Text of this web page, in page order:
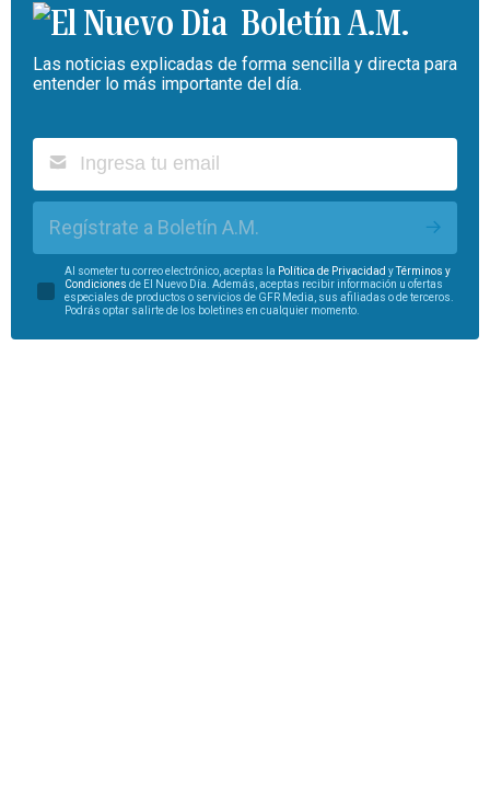
Boletín A.M.
Las noticias explicadas de forma sencilla y directa para
entender lo más importante del día.
Regístrate a Boletín A.M.
Al someter tu correo electrónico, aceptas la Política de Privacidad yTérminos y
Condiciones de El Nuevo Día. Además, aceptas recibir información u ofertas
especiales de productos o servicios de GFR Media, sus afiliadas o de terceros.
Podrás optar salirte de los boletines en cualquier momento.